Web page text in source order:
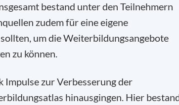
bestand unter den Teilnehmern
zudem für eine eigene
um die Weiterbildungsangebote
zu können.
Impulse zur Verbesserung der
hinausgingen. Hier